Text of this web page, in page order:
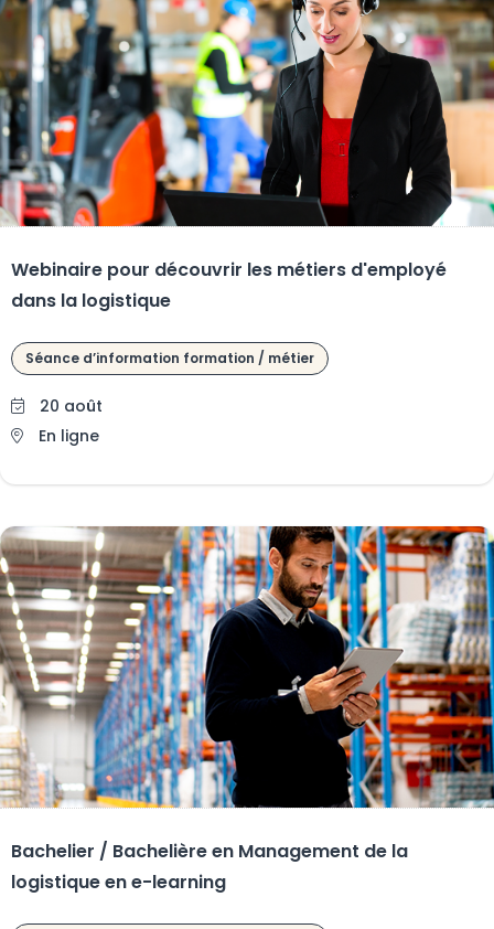
Webinaire pour découvrir les métiers d'employé
dans la logistique
Séance d’information formation / métier
20 août
En ligne
Bachelier / Bachelière en Management de la
logistique en e-learning